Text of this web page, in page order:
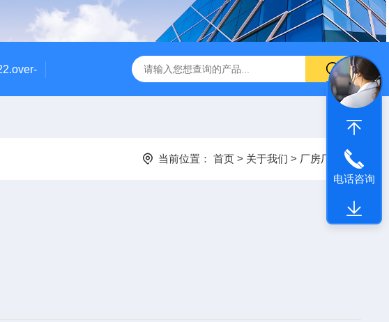
当前位置： 首页> 关于我们 > 厂房厂貌
电话咨询